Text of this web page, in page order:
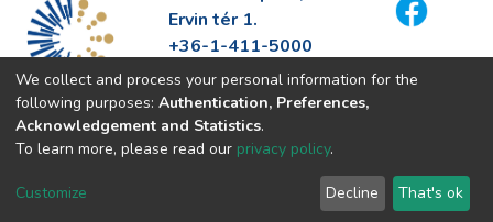
Ervin tér 1.
+36-1-411-5000
info@fszek.hu
https://fszek.hu
We collect and process your personal information for the
following purposes: Authentication, Preferences,
Acknowledgement and Statistics.
To learn more, please read our privacy policy.
Customize Decline That's ok